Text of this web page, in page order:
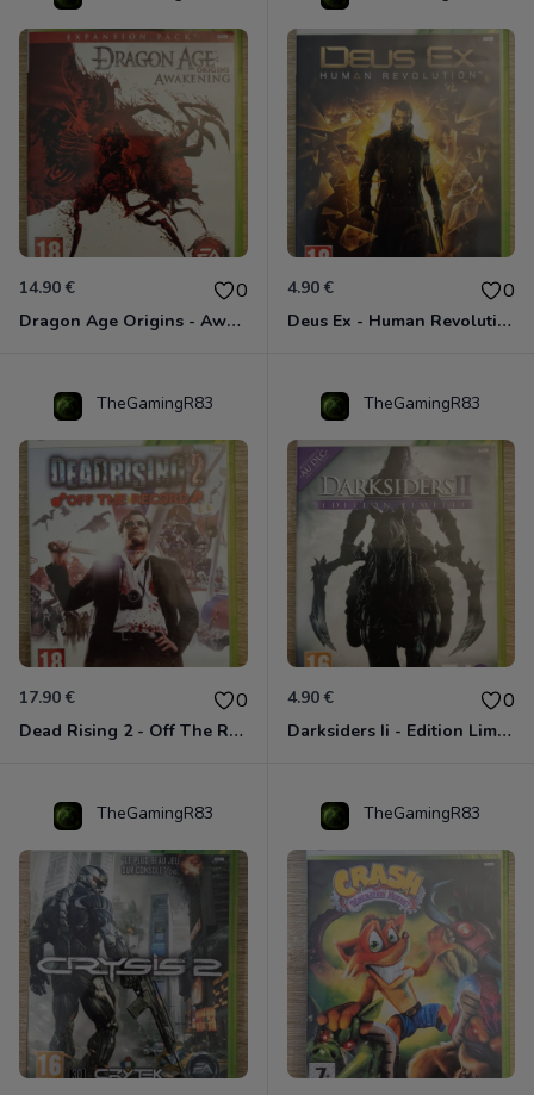
14.90 € 0
Dragon Age Origins - Awakening Xbox 360
4.90 € 0
Deus Ex - Human Revolution Xbox 360
TheGamingR83
17.90 € 0
Dead Rising 2 - Off The Record Xbox 360
TheGamingR83
4.90 € 0
Darksiders Ii - Edition Limitée Xbox 360
TheGamingR83 TheGamingR83